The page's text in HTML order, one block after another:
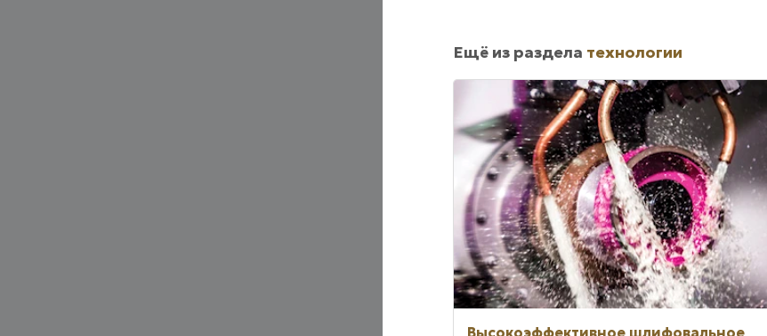
Ещё из раздела технологии
Высокоэффективное шлифовальное